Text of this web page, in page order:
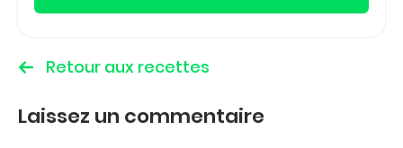
Retour aux recettes
Laissez un commentaire